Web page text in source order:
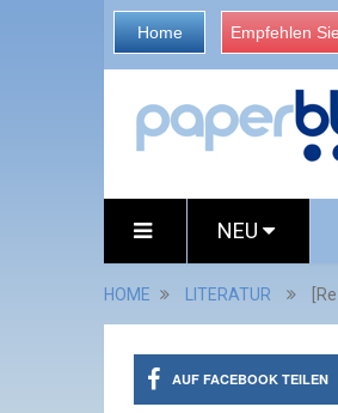
Home Empfehlen
NEU
HOME LITERATUR
AUF FACEBOOK TEILEN